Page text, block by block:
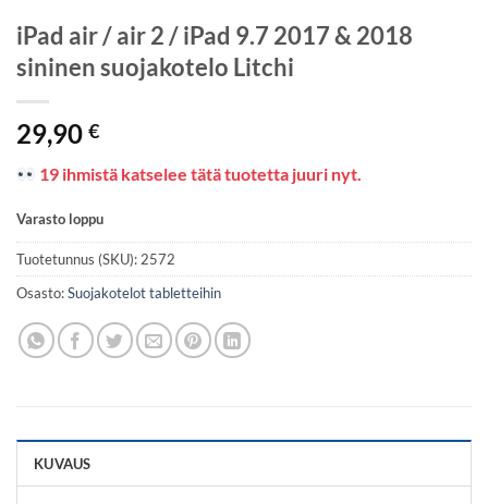
iPad air / air 2 / iPad 9.7 2017 & 2018
sininen suojakotelo Litchi
29,90 €
19 ihmistä katselee tätä tuotetta juuri nyt.
Varasto loppu
Tuotetunnus (SKU): 2572
Osasto:Suojakotelot tabletteihin
KUVAUS